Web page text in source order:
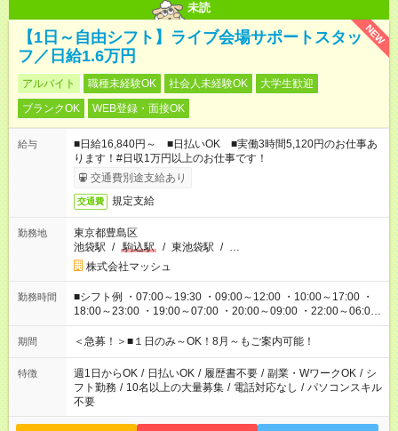
未読
NEW
【1日～自由シフト】ライブ会場サポートスタッ
フ／日給1.6万円
アルバイト 職種未経験OK 社会人未経験OK
大学生歓迎
ブランクOK
WEB登録・面接OK
給与
■日給16,840円～ ■日払いOK ■実働3時間5,120円のお仕事あ
ります！#日収1万円以上のお仕事です！
交通費別途支給あり
交通費 規定支給
勤務地
東京都豊島区
池袋駅 / 駒込駅 / 東池袋駅 / …
株式会社マッシュ
勤務時間
■シフト例 ・07:00～19:30 ・09:00～12:00 ・10:00～17:00 ・
18:00～23:00 ・19:00～07:00 ・20:00～09:00 ・22:00～06:00
etc ★最短で3時間で5,120円のお仕事から 15時間で2万円近く稼
げるお仕事も！ ご希望のお時間に合わせてご紹介！ ※シフトは
ください！
期間 ＜急募！＞■１日のみ～OK！8月～もご案内可能！
特徴 週1日からOK / 日払いOK / 履歴書不要 / 副業・WワークOK / シ
フト勤務 / 10名以上の大量募集 / 電話対応なし / パソコンスキル
不要